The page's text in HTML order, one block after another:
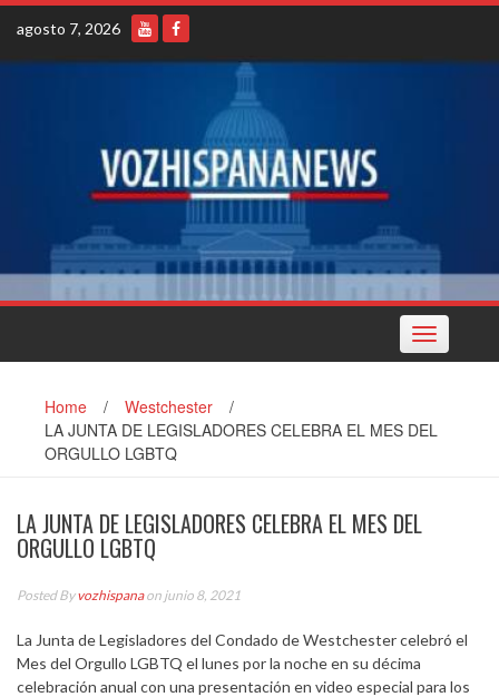
Skip
content
agosto 7, 2026
Toggle
navigation
Home / Westchester
/
LA JUNTA DE LEGISLADORES CELEBRA EL MES DEL
ORGULLO LGBTQ
LA JUNTA DE LEGISLADORES CELEBRA EL MES DEL
ORGULLO LGBTQ
Posted Byvozhispanaon junio 8, 2021
La Junta de Legisladores del Condado de Westchester celebró el
Mes del Orgullo LGBTQ el lunes por la noche en su décima
celebración anual con una presentación en video especial para los